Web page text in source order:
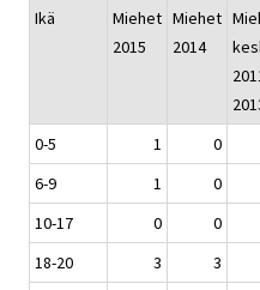
Ikä
Miehet
2015
Miehet
2014
0-5
1 0
6-9
1 0
10-17
0 0
18-20
3 3